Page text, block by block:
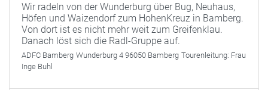
Wir radeln von der Wunderburg über Bug, Neuhaus,
Höfen und Waizendorf zum HohenKreuz in Bamberg.
Von dort ist es nicht mehr weit zum Greifenklau.
Danach löst sich die Radl-Gruppe auf.
ADFC Bamberg Wunderburg 4 96050 Bamberg Tourenleitung: Frau
Inge Buhl